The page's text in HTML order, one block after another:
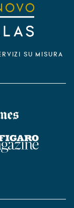
SU MISURA
Magazine